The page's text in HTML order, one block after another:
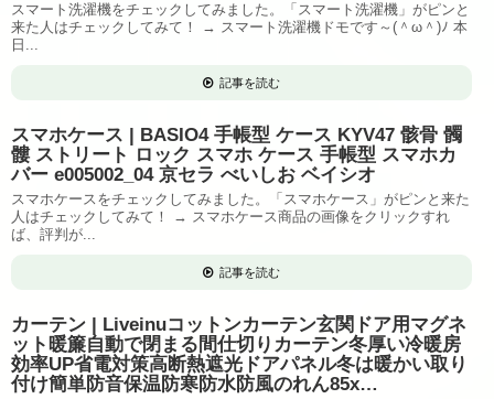
スマート洗濯機をチェックしてみました。「スマート洗濯機」がピンと
来た人はチェックしてみて！ → スマート洗濯機ドモです～(＾ω＾)ﾉ 本
日...
記事を読む
スマホケース | BASIO4 手帳型 ケース KYV47 骸骨 髑
髏 ストリート ロック スマホ ケース 手帳型 スマホカ
バー e005002_04 京セラ べいしお ベイシオ
スマホケースをチェックしてみました。「スマホケース」がピンと来た
人はチェックしてみて！ → スマホケース商品の画像をクリックすれ
ば、評判が...
記事を読む
カーテン | Liveinuコットンカーテン玄関ドア用マグネ
ット暖簾自動で閉まる間仕切りカーテン冬厚い冷暖房
効率UP省電対策高断熱遮光ドアパネル冬は暖かい取り
付け簡単防音保温防寒防水防風のれん85x…